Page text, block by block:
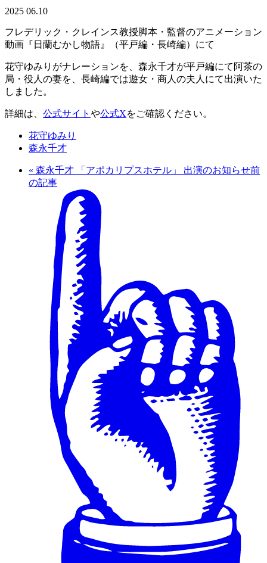
2025 06.10
フレデリック・クレインス教授脚本・監督のアニメーション
動画『日蘭むかし物語』（平戸編・長崎編）にて
花守ゆみりがナレーションを、森永千才が平戸編にて阿茶の
局・役人の妻を、長崎編では遊女・商人の夫人にて出演いた
しました。
詳細は、 公式サイト や公式Xをご確認ください。
花守ゆみり
森永千才
« 森永千才 「アポカリプスホテル」 出演のお知らせ前
の記事